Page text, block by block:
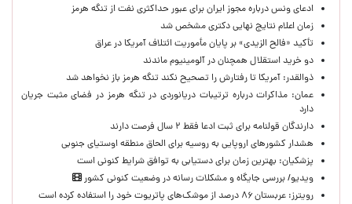
ادعای ونس درباره مجوز ایران برای عبور حداکثری نفت از تنگه هرمز
زمان اعلام نتایج نهایی دکتری مشخص شد
تأکید «فالح الزیدی» بر پایان مأموریت ائتلاف آمریکا در عراق
دو خرید استقلال همچنان در آلومینیوم ماندند
ذوالقدر: آمریکا تا رفتارش را تصحیح نکند تنگه هرمز باز نخواهد شد
عمان: مذاکرات درباره ترتیبات دریانوردی در تنگه هرمز در فضای مثبت جریان
دارد
دارندگان قولنامه برای ثبت ادعا فقط ۲ سال فرصت دارند
هشدار کشورهای اروپایی به روسیه برای الحاق منطقه اوستیای جنوبی
پزشکیان‌: بهترین زمان برای دستیابی به توافق شرایط کنونی است
ویدیو/ بررسی جایگاه و مشکلات رسانه در وضعیت کنونی کشور
رویترز: عربستان ۸۶ درصد از موشک‌های پاتریوت خود را استفاده کرده است